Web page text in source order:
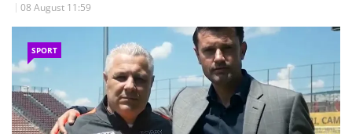
08 August 11:59
SPORT